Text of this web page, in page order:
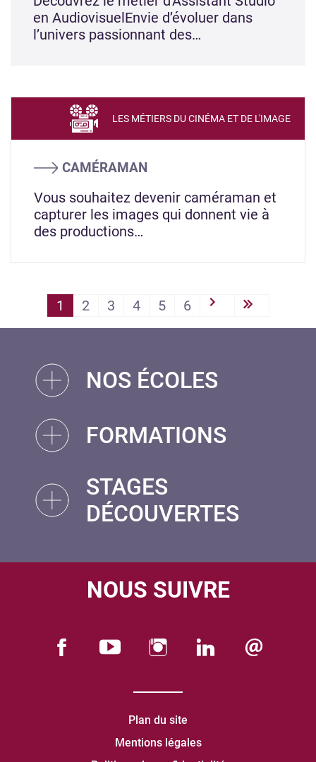
en AudiovisuelEnvie d’évoluer dans
l’univers passionnant des…
CAMÉRAMAN
LES MÉTIERS DU CINÉMA ET DE L'IMAGE
Vous souhaitez devenir caméraman et
capturer les images qui donnent vie à
des productions…
PAGINATION
1 2 3 4 5 6
NOS ÉCOLES
FORMATIONS
STAGES
DÉCOUVERTES
NOUS SUIVRE
Plan du site
Mentions légales